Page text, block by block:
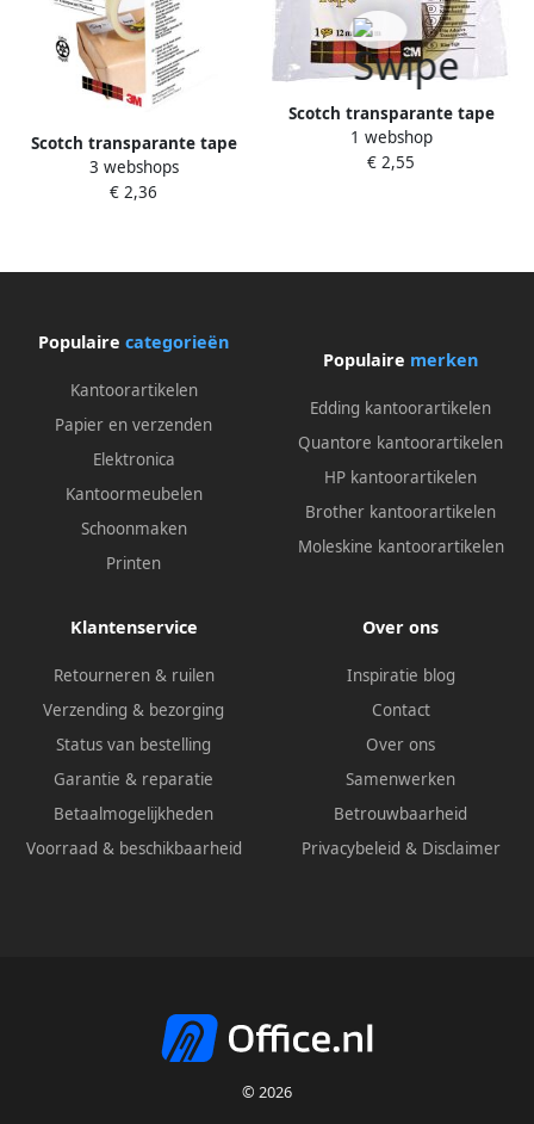
Scotch transparante tape
550 ft 19 mm x 66 m
3 webshops
€ 2,36
Scotch transparante tape
550 ft 12 mm x 66 m
1 webshop
€ 2,55
Populaire categorieën
Kantoorartikelen
Papier en verzenden
Elektronica
Kantoormeubelen
Schoonmaken
Printen
Populaire merken
Edding kantoorartikelen
Quantore kantoorartikelen
HP kantoorartikelen
Brother kantoorartikelen
Moleskine kantoorartikelen
Klantenservice
Retourneren & ruilen
Verzending & bezorging
Status van bestelling
Garantie & reparatie
Betaalmogelijkheden
Voorraad & beschikbaarheid
Over ons
Inspiratie blog
Contact
Over ons
Samenwerken
Betrouwbaarheid
Privacybeleid & Disclaimer
© 2026